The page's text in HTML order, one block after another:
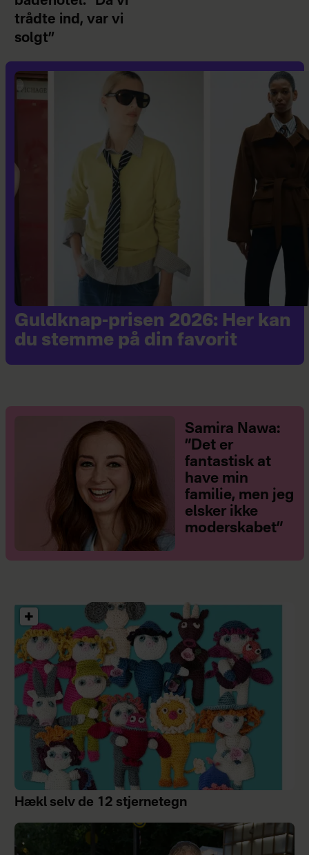
trådte ind, var vi
solgt”
Guldknap-prisen 2026: Her kan
du stemme på din favorit
Samira Nawa:
”Det er
fantastisk at
have min
familie, men jeg
elsker ikke
moderskabet”
Hækl selv de 12 stjernetegn